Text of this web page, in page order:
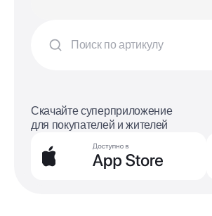
Скачайте суперприложение
для покупателей и жителей